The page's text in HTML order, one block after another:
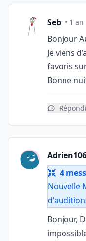
Seb • 1 an
Bonjour
Je viens
favoris
Bonne
4
Nouvelle
Bonjour,